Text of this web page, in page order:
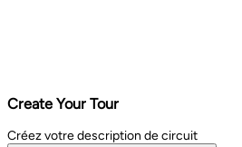
Create Your Tour
Créez votre description de circuit